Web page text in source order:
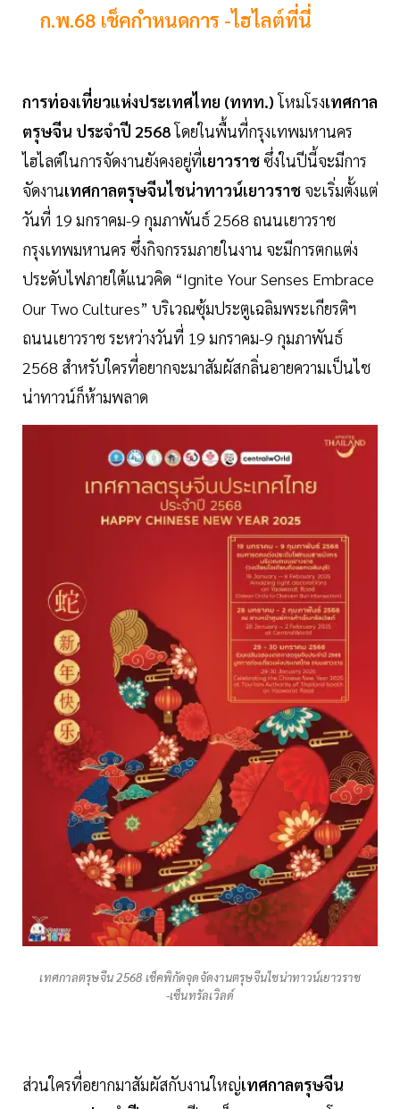
ก.พ.68 เช็คกำหนดการ -ไฮไลต์ที่นี่
การท่องเที่ยวแห่งประเทศไทย (ททท.)โหมโรงเทศกาล
ตรุษจีน ประจำปี 2568โดยในพื้นที่กรุงเทพมหานคร
ไฮไลต์ในการจัดงานยังคงอยู่ที่เยาวราชซึ่งในปีนี้จะมีการ
จัดงานเทศกาลตรุษจีนไชน่าทาวน์เยาวราช จะเริ่มตั้งแต่
วันที่ 19 มกราคม-9 กุมภาพันธ์ 2568 ถนนเยาวราช
กรุงเทพมหานคร ซึ่งกิจกรรมภายในงาน จะมีการตกแต่ง
ประดับไฟภายใต้แนวคิด “Ignite Your Senses Embrace
Our Two Cultures” บริเวณซุ้มประตูเฉลิมพระเกียรติฯ
ถนนเยาวราช ระหว่างวันที่ 19 มกราคม-9 กุมภาพันธ์
2568 สำหรับใครที่อยากจะมาสัมผัสกลิ่นอายความเป็นไช
น่าทาวน์ก็ห้ามพลาด
เทศกาลตรุษจีน 2568 เช็คพิกัดจุดจัดงานตรุษจีนไชน่าทาวน์เยาวราช
-เซ็นทรัลเวิลด์
ส่วนใครที่อยากมาสัมผัสกับงานใหญ่เทศกาลตรุษจีน